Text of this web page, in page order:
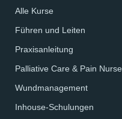
Alle Kurse
Führen und Leiten
Praxisanleitung
Palliative Care & Pain Nurse
Wundmanagement
Inhouse-Schulungen